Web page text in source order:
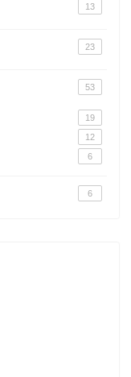
13
23
53
19
12
6
6